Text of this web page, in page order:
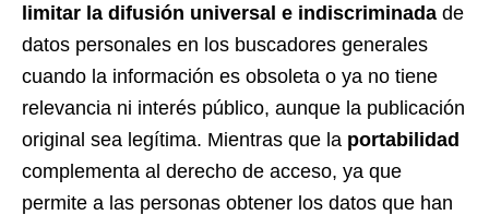
limitar la difusión universal e indiscriminada de
datos personales en los buscadores generales
cuando la información es obsoleta o ya no tiene
relevancia ni interés público, aunque la publicación
original sea legítima. Mientras que la portabilidad
complementa al derecho de acceso, ya que
permite a las personas obtener los datos que han